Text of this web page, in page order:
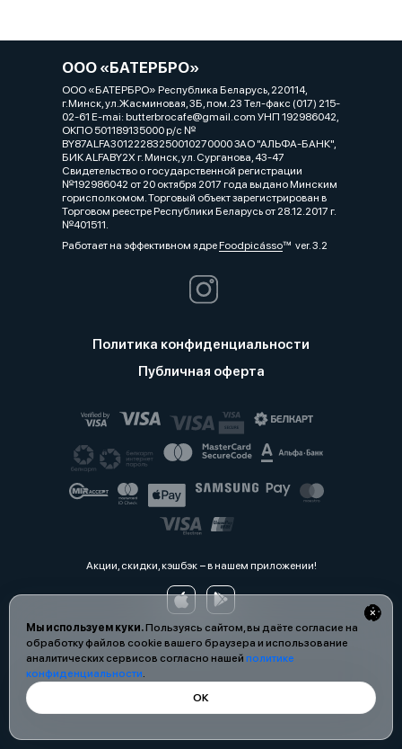
Мы используем куки.Пользуясь сайтом, вы даёте согласие на
обработку файлов cookie вашего браузера и использование
аналитических сервисов согласно нашей политике
конфиденциальности.
ОК
ООО «БАТЕРБРО»
ООО «БАТЕРБРО» Республика Беларусь, 220114,
г.Минск, ул.Жасминовая, 3Б, пом.23 Тел-факс (017) 215-
02-61 E-mai: butterbrocafe@gmail.com УНП 192986042,
ОКПО 501189135000 р/с №
BY87ALFA30122283250010270000 ЗАО "АЛЬФА-БАНК",
БИК ALFABY2X г. Минск, ул. Сурганова, 43-47
Свидетельство о государственной регистрации
№192986042 от 20 октября 2017 года выдано Минским
горисполкомом. Торговый объект зарегистрирован в
Торговом реестре Республики Беларусь от 28.12.2017 г.
№401511.
Работает на эффективном ядреFoodpicássover. 3.2
Политика конфиденциальности
Публичная оферта
Акции, скидки, кэшбэк − в нашем приложении!